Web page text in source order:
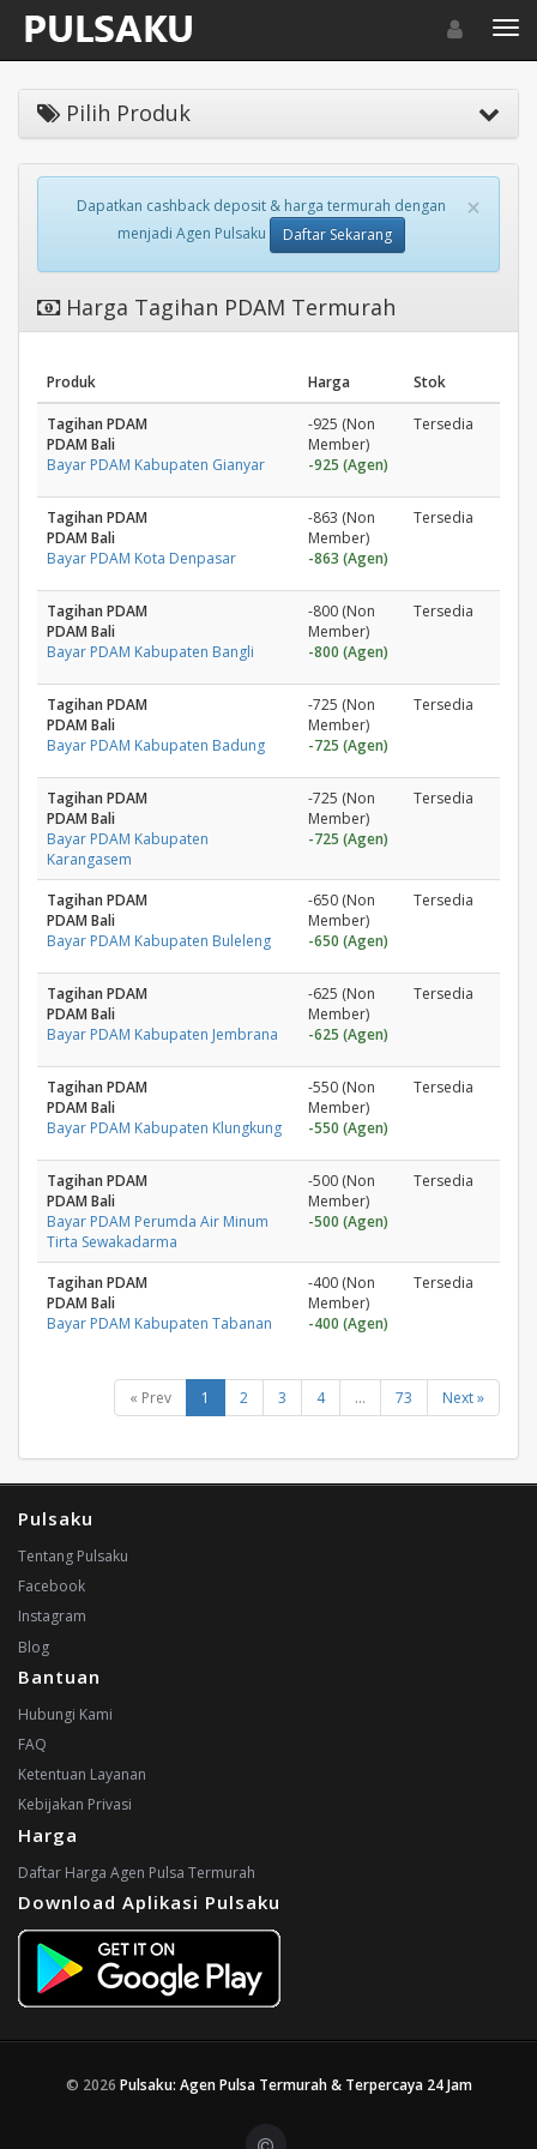
Toggle
Pilih Produk
×
Dapatkan cashback deposit & harga termurah dengan
menjadi Agen Pulsaku
Daftar Sekarang
Harga Tagihan PDAM Termurah
Produk Harga Stok
Tagihan PDAM
PDAM Bali
Bayar PDAM Kabupaten Gianyar
-925 (Non
Member)
-925 (Agen)
Tersedia
Tagihan PDAM
PDAM Bali
Bayar PDAM Kota Denpasar
-863 (Non
Member)
-863 (Agen)
Tersedia
Tagihan PDAM
PDAM Bali
Bayar PDAM Kabupaten Bangli
-800 (Non
Member)
-800 (Agen)
Tersedia
Tagihan PDAM
PDAM Bali
Bayar PDAM Kabupaten Badung
-725 (Non
Member)
-725 (Agen)
Tersedia
Tagihan PDAM
PDAM Bali
Bayar PDAM Kabupaten
Karangasem
-725 (Non
Member)
-725 (Agen)
Tersedia
Tagihan PDAM
PDAM Bali
Bayar PDAM Kabupaten Buleleng
-650 (Non
Member)
-650 (Agen)
Tersedia
Tagihan PDAM
PDAM Bali
Bayar PDAM Kabupaten Jembrana
-625 (Non
Member)
-625 (Agen)
Tersedia
Tagihan PDAM
PDAM Bali
Bayar PDAM Kabupaten Klungkung
-550 (Non
Member)
-550 (Agen)
Tersedia
Tagihan PDAM
PDAM Bali
Bayar PDAM Perumda Air Minum
Tirta Sewakadarma
-500 (Non
Member)
-500 (Agen)
Tersedia
Tagihan PDAM
PDAM Bali
Bayar PDAM Kabupaten Tabanan
-400 (Non
Member)
-400 (Agen)
Tersedia
« Prev 1 2 3 4 ... 73 Next »
Pulsaku
Tentang Pulsaku
Facebook
Instagram
Blog
Bantuan
Hubungi Kami
FAQ
Ketentuan Layanan
Kebijakan Privasi
Harga
Daftar Harga Agen Pulsa Termurah
Download Aplikasi Pulsaku
© 2026 Pulsaku: Agen Pulsa Termurah & Terpercaya 24 Jam